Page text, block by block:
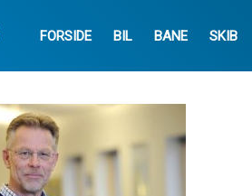
FORSIDE BIL BANE SKIB